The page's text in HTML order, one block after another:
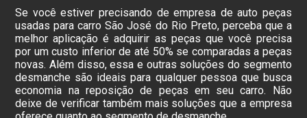
Se você estiver precisando de empresa de auto peças
usadas para carro São José do Rio Preto, perceba que a
melhor aplicação é adquirir as peças que você precisa
por um custo inferior de até 50% se comparadas a peças
novas. Além disso, essa e outras soluções do segmento
desmanche são ideais para qualquer pessoa que busca
economia na reposição de peças em seu carro. Não
deixe de verificar também mais soluções que a empresa